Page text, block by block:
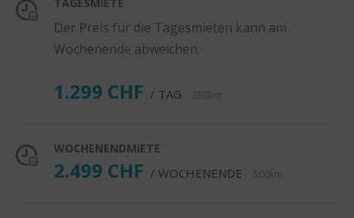
Der Preis für die Tagesmieten kann am
Wochenende abweichen.
1.299 CHF / TAG 250km
WOCHENENDMIETE
2.499 CHF / WOCHENENDE 500km